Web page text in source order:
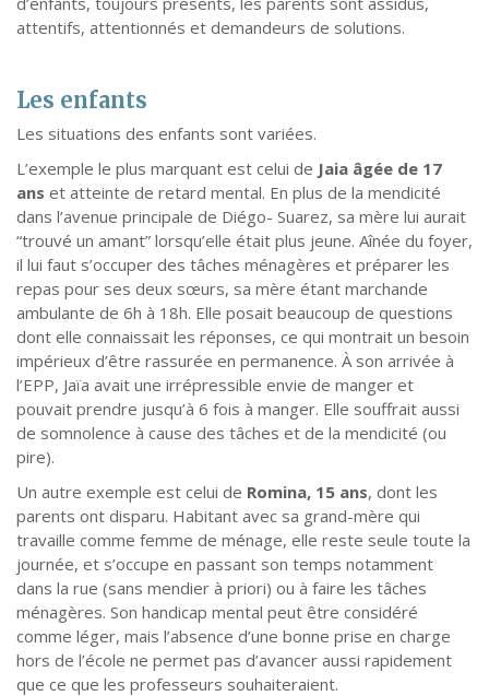
attentifs, attentionnés et demandeurs de solutions.
Les enfants
Les situations des enfants sont variées.
L’exemple le plus marquant est celui de Jaia âgée de 17
ans et atteinte de retard mental. En plus de la mendicité
dans l’avenue principale de Diégo- Suarez, sa mère lui aurait
“trouvé un amant” lorsqu’elle était plus jeune. Aînée du foyer,
il lui faut s’occuper des tâches ménagères et préparer les
repas pour ses deux sœurs, sa mère étant marchande
ambulante de 6h à 18h. Elle posait beaucoup de questions
dont elle connaissait les réponses, ce qui montrait un besoin
impérieux d’être rassurée en permanence. À son arrivée à
l’EPP, Jaïa avait une irrépressible envie de manger et
pouvait prendre jusqu’à 6 fois à manger. Elle souffrait aussi
de somnolence à cause des tâches et de la mendicité (ou
pire).
Un autre exemple est celui de Romina, 15 ans, dont les
parents ont disparu. Habitant avec sa grand-mère qui
travaille comme femme de ménage, elle reste seule toute la
journée, et s’occupe en passant son temps notamment
dans la rue (sans mendier à priori) ou à faire les tâches
ménagères. Son handicap mental peut être considéré
comme léger, mais l’absence d’une bonne prise en charge
hors de l’école ne permet pas d’avancer aussi rapidement
que ce que les professeurs souhaiteraient.